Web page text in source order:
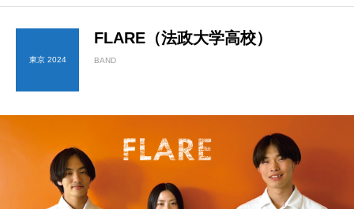
東京 2024
FLARE（法政大学高校）
BAND